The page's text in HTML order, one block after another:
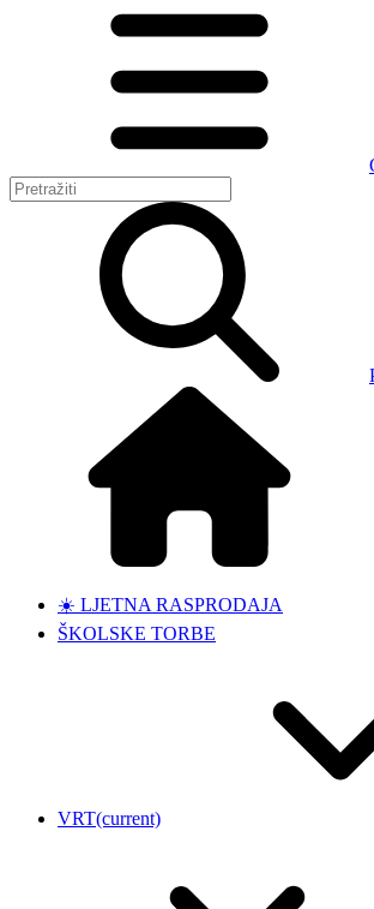
☀️ LJETNA RASPRODAJA
ŠKOLSKE TORBE
VRT(current)